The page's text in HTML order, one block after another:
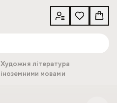
Художня література
іноземними мовами